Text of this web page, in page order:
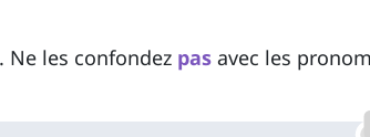
Ne les confondez pas avec les